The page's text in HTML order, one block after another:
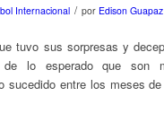
Internacional / por Edison
tuvo sus sorpresas y
de lo esperado que son
sucedido entre los meses